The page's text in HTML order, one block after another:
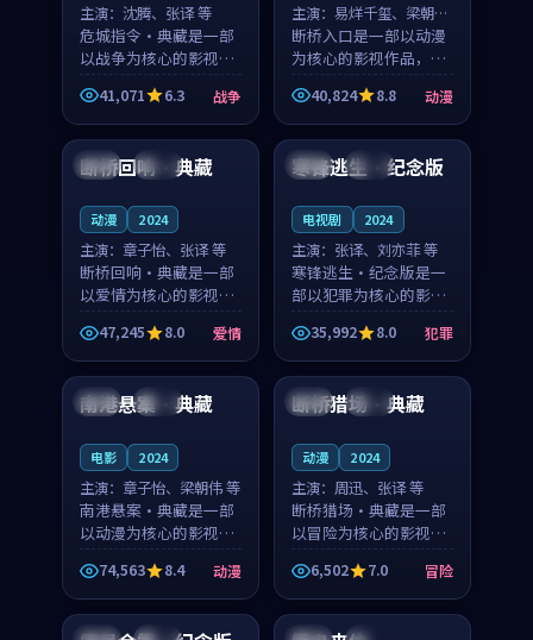
主演： 沈腾、张译 等
危城指令·典藏是一部
以战争为核心的影视作
品，围绕危机、反转与
人物成长展开，整体节
奏紧凑，值得推荐观
41,071 6.3 战争
主演： 易烊千玺、梁朝伟
等
断桥入口是一部以动漫
为核心的影视作品，围
绕危机、反转与人物成
长展开，整体节奏紧
凑，值得推荐观看。
40,824 8.8 动漫
法国 热播
断桥回响·典藏
动漫 2024
主演： 章子怡、张译 等
断桥回响·典藏是一部
以爱情为核心的影视作
品，围绕危机、反转与
人物成长展开，整体节
奏紧凑，值得推荐观
看。
47,245 8.0 爱情
中国 高分
寒锋逃生·纪念版
电视剧 2024
主演： 张译、刘亦菲 等
寒锋逃生·纪念版是一
部以犯罪为核心的影视
作品，围绕危机、反转
与人物成长展开，整体
节奏紧凑，值得推荐观
看。
35,992 8.0 犯罪
美国 独播
南港悬案·典藏
电影 2024
主演： 章子怡、梁朝伟 等
南港悬案·典藏是一部
以动漫为核心的影视作
品，围绕危机、反转与
人物成长展开，整体节
奏紧凑，值得推荐观
看。
74,563 8.4 动漫
泰国 杜比
断桥猎场·典藏
动漫 2024
主演： 周迅、张译 等
断桥猎场·典藏是一部
以冒险为核心的影视作
品，围绕危机、反转与
人物成长展开，整体节
奏紧凑，值得推荐观
看。
6,502 7.0 冒险